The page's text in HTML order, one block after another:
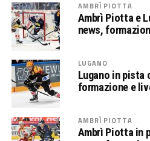
AMBRÌ PIOTTA
Ambrì Piotta e
news,
LUGANO
Lugano in pista
formazione e
AMBRÌ PIOTTA
Ambrì Piotta in